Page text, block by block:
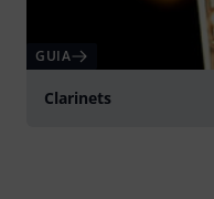
GUIA
Clarinets